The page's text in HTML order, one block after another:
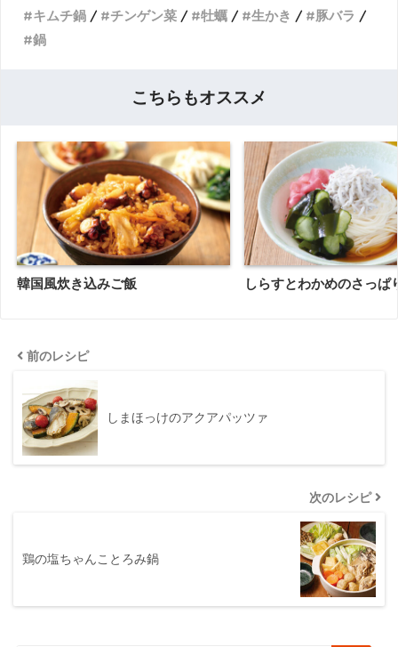
キムチ鍋
チンゲン菜 牡蠣 生かき
豚バラ
鍋
こちらもオススメ
韓国風炊き込みご飯 しらすとわかめのさっぱ
前のレシピ
しまほっけのアクアパッツァ
次のレシピ
鶏の塩ちゃんことろみ鍋